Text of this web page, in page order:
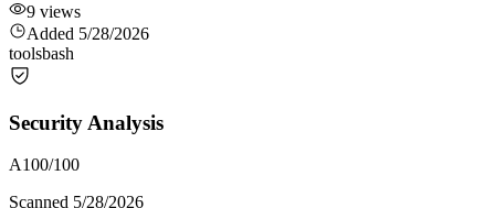
9 views
Added 5/28/2026
toolsbash
Security Analysis
A100/100
Scanned 5/28/2026